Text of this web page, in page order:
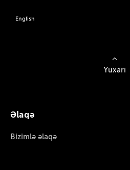
English
Yuxarı
Əlaqə
Bizimlə əlaqə